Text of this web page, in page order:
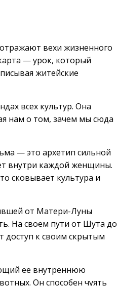
вехи жизненного
— урок, который
житейские
всех культур. Она
нам о том, зачем мы сюда
— это архетип сильной
внутри каждой женщины.
сковывает культура и
от Матери-Луны
На своем пути от Шута до
доступ к своим скрытым
ее внутреннюю
Он способен чуять